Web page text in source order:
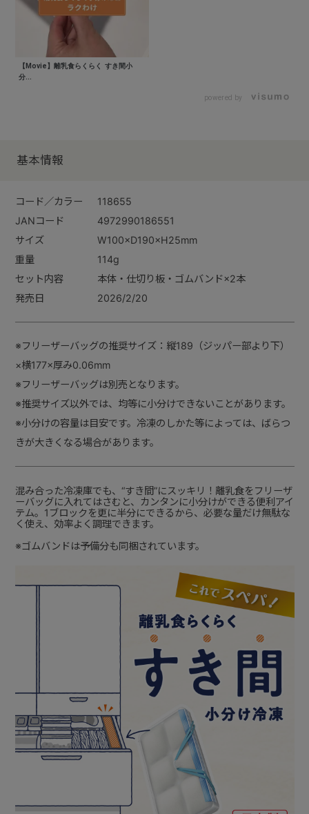
【Movie】離乳食らくらく すき間小
分...
powered by
基本情報
コード／カラー
118655
JANコード
4972990186551
サイズ
W100×D190×H25mm
重量
114g
セット内容
本体・仕切り板・ゴムバンド×2本
発売日
2026/2/20
※フリーザーバッグの推奨サイズ：縦189（ジッパー部より下）
×横177×厚み0.06mm
※フリーザーバッグは別売となります。
※推奨サイズ以外では、均等に小分けできないことがあります。
※小分けの容量は目安です。冷凍のしかた等によっては、ばらつ
きが大きくなる場合があります。
混み合った冷凍庫でも、“すき間”にスッキリ！離乳食をフリーザ
ーバッグに入れてはさむと、カンタンに小分けができる便利アイ
テム。1ブロックを更に半分にできるから、必要な量だけ無駄な
く使え、効率よく調理できます。
※ゴムバンドは予備分も同梱されています。